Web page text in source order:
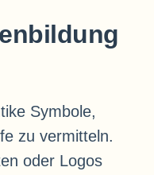
Symbole,
zu vermitteln.
oder Logos